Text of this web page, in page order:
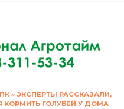
» ЭКСПЕРТЫ РАССКАЗАЛИ,
ГОЛУБЕЙ У ДОМА